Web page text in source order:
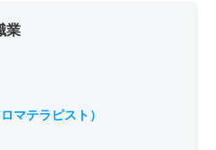
業
マテラピスト）